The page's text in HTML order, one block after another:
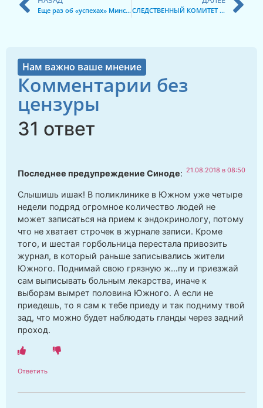
Еще раз об «успехах» Минсельхоза Тверской области и «полезных» санкциях СЛЕДСТВЕННЫЙ КОМИТЕТ не замечает нарушение закона?
Нам важно ваше мнение
Комментарии без
цензуры
31 ответ
Последнее предупреждение Синоде: 21.08.2018 в 08:50
Слышишь ишак! В поликлинике в Южном уже четыре
недели подряд огромное количество людей не
может записаться на прием к эндокринологу, потому
что не хватает строчек в журнале записи. Кроме
того, и шестая горбольница перестала привозить
журнал, в который раньше записывались жители
Южного. Поднимай свою грязную ж…пу и приезжай
сам выписывать больным лекарства, иначе к
выборам вымрет половина Южного. А если не
приедешь, то я сам к тебе приеду и так подниму твой
зад, что можно будет наблюдать гланды через задний
проход.
Ответить